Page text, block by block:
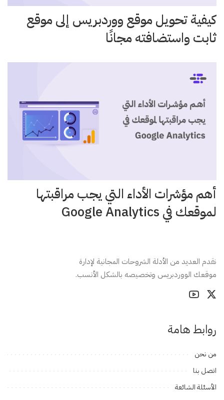
كيفية تحويل موقع ووردبريس إلى موقع
ثابت واستضافته مجانًا
أهم مؤشرات الأداء التي يجب مراقبتها
لموقعك في Google Analytics
نقدم العديد من الأدلة الشروحات المجانية لإدارة
موقعك الووردبريس وتخصيصه بالشكل الأنسب.
روابط هامة
من نحن
اتصل بنا
الأسئلة الشائعة